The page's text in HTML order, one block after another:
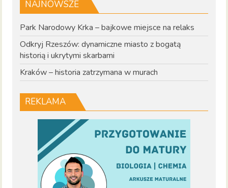
NAJNOWSZE
Park Narodowy Krka – bajkowe miejsce na relaks
Odkryj Rzeszów: dynamiczne miasto z bogatą
historią i ukrytymi skarbami
Kraków – historia zatrzymana w murach
REKLAMA